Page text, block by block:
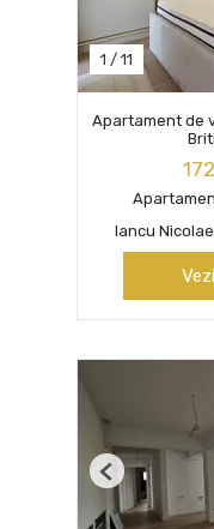
1 / 11
Apartament de
Iancu
Previous